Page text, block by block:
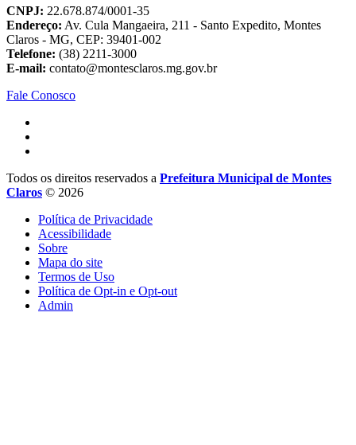
CNPJ: 22.678.874/0001-35
Endereço: Av. Cula Mangaeira, 211 - Santo Expedito, Montes
Claros - MG, CEP: 39401-002
Telefone: (38) 2211-3000
E-mail: contato@montesclaros.mg.gov.br
Fale Conosco
Todos os direitos reservados a Prefeitura Municipal de Montes
Claros © 2026
Política de Privacidade
Acessibilidade
Sobre
Mapa do site
Termos de Uso
Política de Opt-in e Opt-out
Admin